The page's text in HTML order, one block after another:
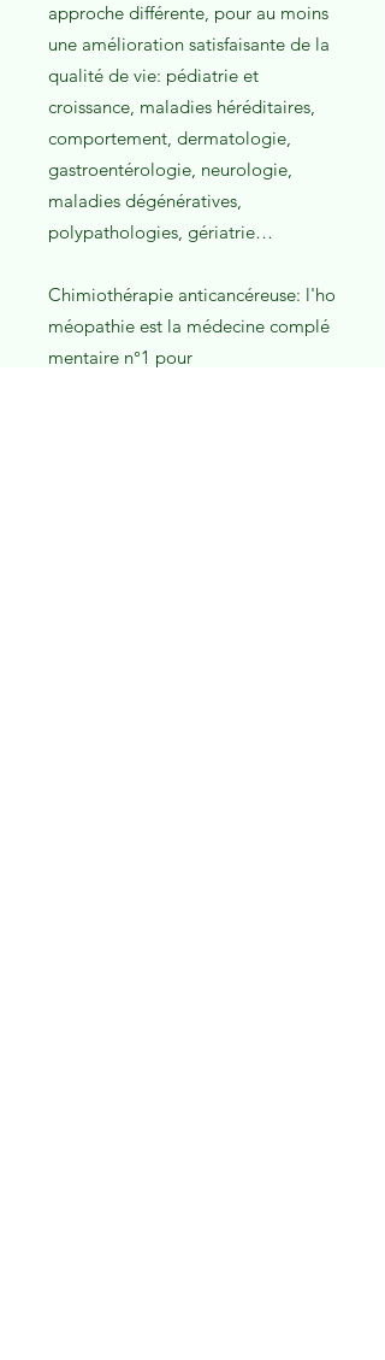
approche différente, pour au moins
une amélioration satisfaisante de la
qualité de vie: pédiatrie et
croissance, maladies héréditaires,
comportement, dermatologie,
gastroentérologie, neurologie,
maladies dégénératives,
polypathologies, gériatrie…
Chimiothérapie anticancéreuse: l'ho
méopathie est la médecine complé
mentaire n°1 pour